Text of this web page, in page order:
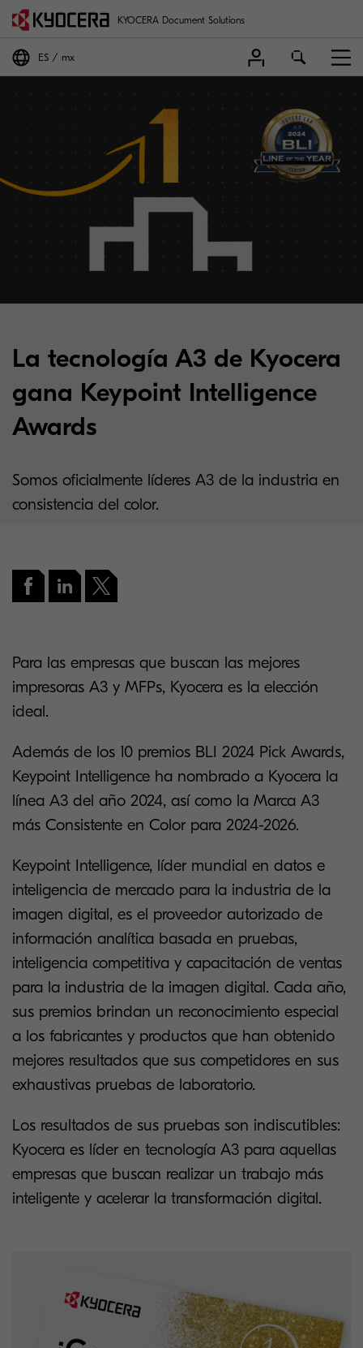
KYOCERA Document Solutions
ES mx
La tecnología A3 de Kyocera
gana Keypoint Intelligence
Awards
Somos oficialmente líderes A3 de la industria en
consistencia del color.
Para las empresas que buscan las mejores
impresoras A3 y MFPs, Kyocera es la elección
ideal.
Además de los 10 premios BLI 2024 Pick Awards,
Keypoint Intelligence ha nombrado a Kyocera la
línea A3 del año 2024, así como la Marca A3
más Consistente en Color para 2024-2026.
Keypoint Intelligence, líder mundial en datos e
inteligencia de mercado para la industria de la
imagen digital, es el proveedor autorizado de
información analítica basada en pruebas,
inteligencia competitiva y capacitación de ventas
para la industria de la imagen digital. Cada año,
sus premios brindan un reconocimiento especial
a los fabricantes y productos que han obtenido
mejores resultados que sus competidores en sus
exhaustivas pruebas de laboratorio.
Los resultados de sus pruebas son indiscutibles:
Kyocera es líder en tecnología A3 para aquellas
empresas que buscan realizar un trabajo más
inteligente y acelerar la transformación digital.